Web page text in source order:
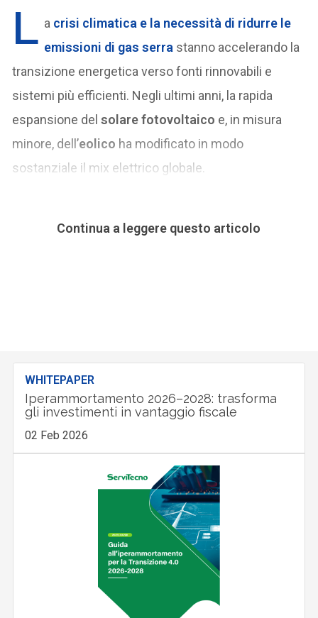
L a crisi climatica e la necessità di ridurre le
emissioni di gas serra stanno accelerando la
transizione energetica verso fonti rinnovabili e
sistemi più efficienti. Negli ultimi anni, la rapida
espansione delsolare fotovoltaico e, in misura
minore, dell’eolico ha modificato in modo
sostanziale il mix elettrico globale.
Continua a leggere questo articolo
WHITEPAPER
Iperammortamento 2026–2028: trasforma
gli investimenti in vantaggio fiscale
02 Feb 2026